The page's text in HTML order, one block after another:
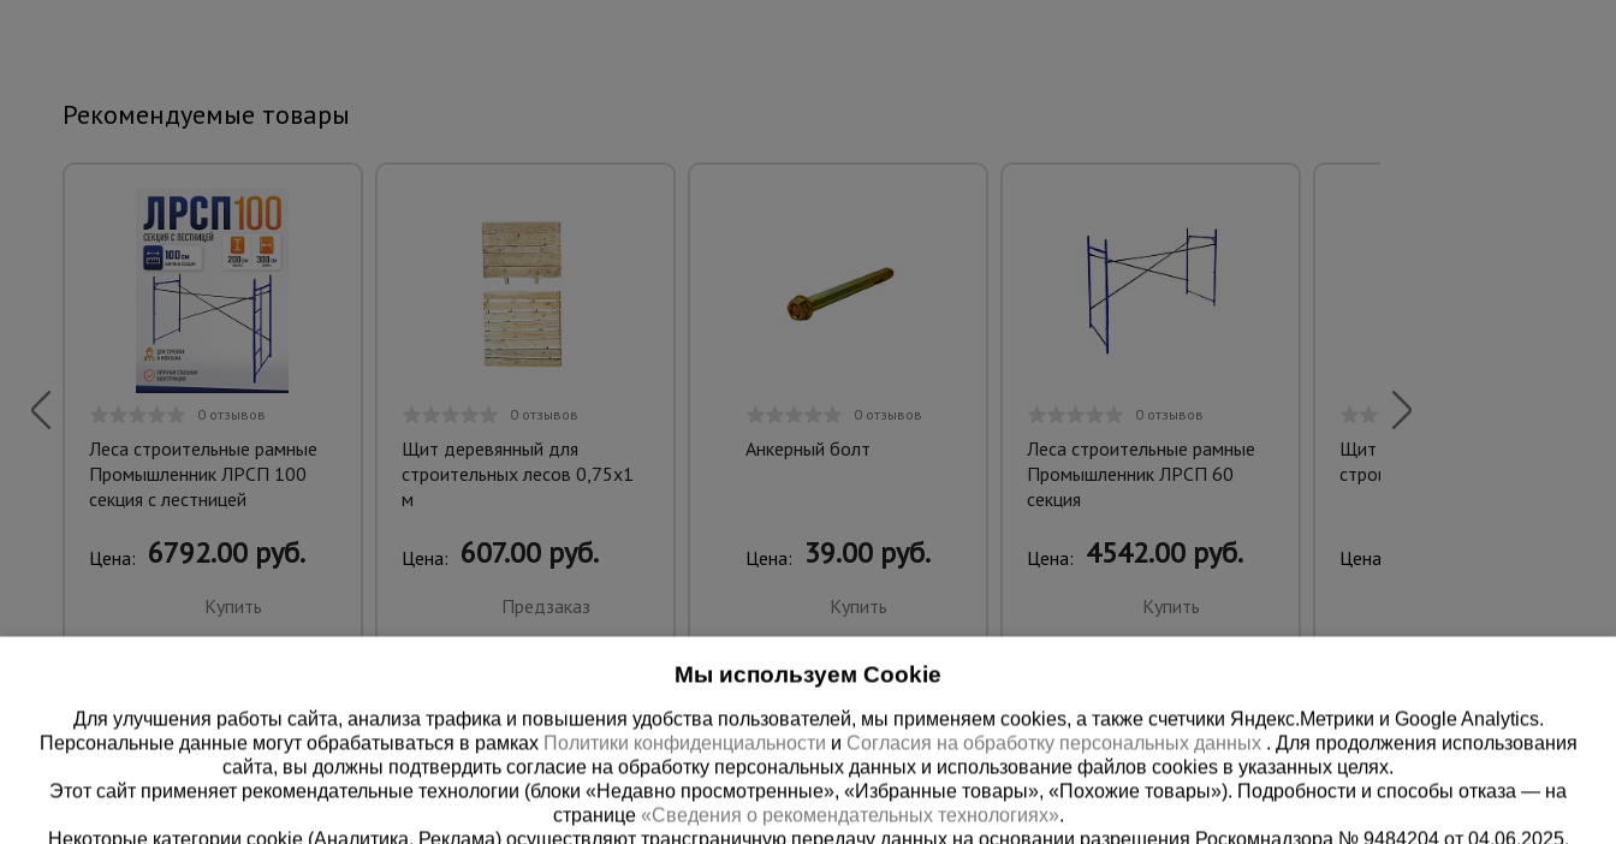
Рекомендуемые товары
0 отзывов
Леса строительные рамные
Промышленник ЛРСП 100
секция с лестницей
Цена: 6792.00 руб.
Купить
0 отзывов
Щит деревянный для
строительных лесов 0,75х1
м
Цена: 607.00 руб.
Предзаказ
0 отзывов
Анкерный болт
Цена: 39.00 руб.
Купить
0 отзывов
Леса строительные рамные
Промышленник ЛРСП 60
секция
Цена: 4542.00 руб.
Купить
Щит деревянный для
строительных лесов 1х1 м
Цена:
Мы используем Cookie
Для улучшения работы сайта, анализа трафика и повышения удобства пользователей, мы применяем cookies, а также счетчики Яндекс.Метрики и Google Analytics.
Персональные данные могут обрабатываться в рамках Политики конфиденциальности и Согласия на обработку персональных данных . Для продолжения использования
сайта, вы должны подтвердить согласие на обработку персональных данных и использование файлов cookies в указанных целях.
Этот сайт применяет рекомендательные технологии (блоки «Недавно просмотренные», «Избранные товары», «Похожие товары»). Подробности и способы отказа — на
странице «Сведения о рекомендательных технологиях».
Некоторые категории cookie (Аналитика, Реклама) осуществляют трансграничную передачу данных на основании разрешения Роскомнадзора № 9484204 от 04.06.2025.